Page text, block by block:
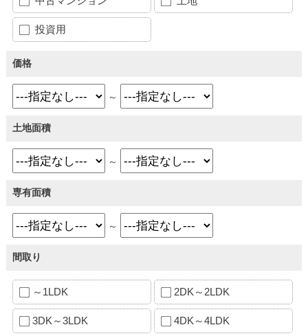
投資用
価格
～
土地面積
～
専有面積
～
間取り
～1LDK 2DK～2LDK
3DK～3LDK 4DK～4LDK